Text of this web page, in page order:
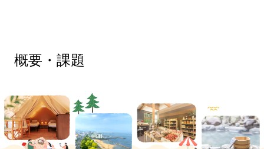
概要・課題